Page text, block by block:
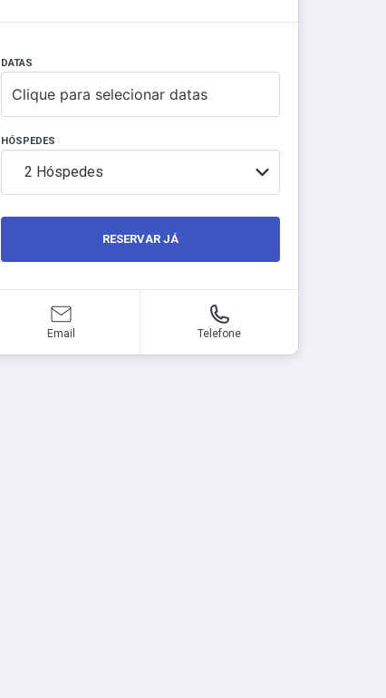
DATAS
Clique para selecionar datas
HÓSPEDES
2 Hóspedes
RESERVAR JÁ
Email Telefone